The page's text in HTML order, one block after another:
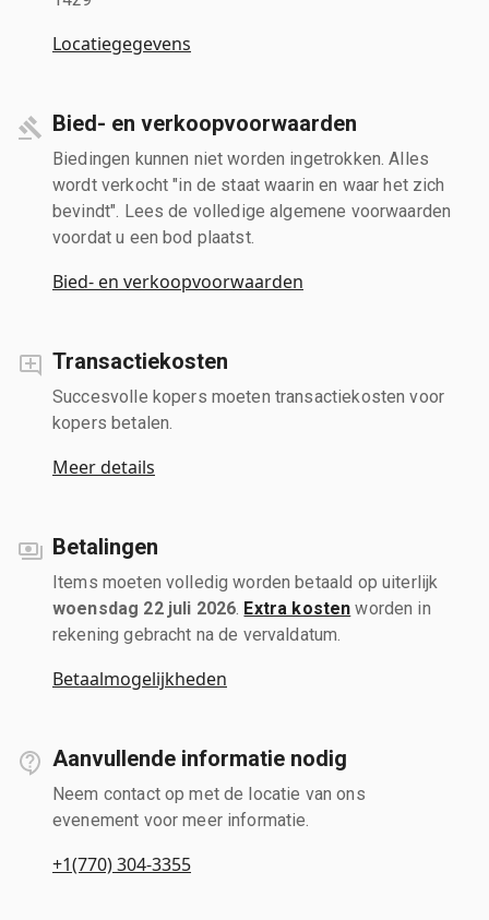
Locatiegegevens
Bied- en verkoopvoorwaarden
Biedingen kunnen niet worden ingetrokken. Alles
wordt verkocht "in de staat waarin en waar het zich
bevindt". Lees de volledige algemene voorwaarden
voordat u een bod plaatst.
Bied- en verkoopvoorwaarden
Transactiekosten
Succesvolle kopers moeten transactiekosten voor
kopers betalen.
Meer details
Betalingen
Items moeten volledig worden betaald op uiterlijk
woensdag 22 juli 2026 Extra kosten worden in
rekening gebracht na de vervaldatum.
Betaalmogelijkheden
Aanvullende informatie nodig
Neem contact op met de locatie van ons
evenement voor meer informatie.
+1(770) 304-3355